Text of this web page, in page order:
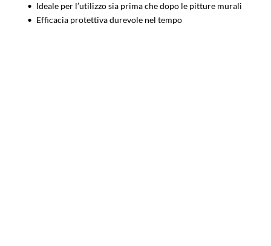
• Ideale per l’utilizzo sia prima che dopo le pitture murali
• Efficacia protettiva durevole nel tempo